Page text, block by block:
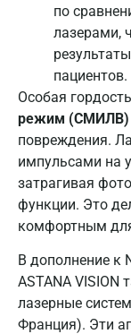
по
лазерами,
пациентов.
Особая
режим (СМИЛВ)
повреждения.
импульсами на
затрагивая
функции. Это
комфортным
В дополнение к
ASTANA VISION
лазерные
Франция). Эти